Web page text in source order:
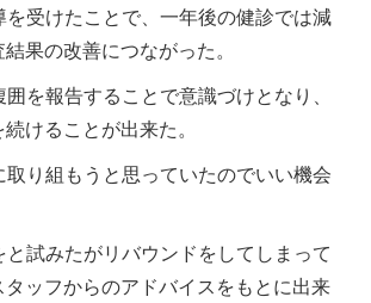
受けたことで、一年後の健診では減
果の改善につながった。
を報告することで意識づけとなり、
けることが出来た。
取り組もうと思っていたのでいい機会
試みたがリバウンドをしてしまって
ッフからのアドバイスをもとに出来